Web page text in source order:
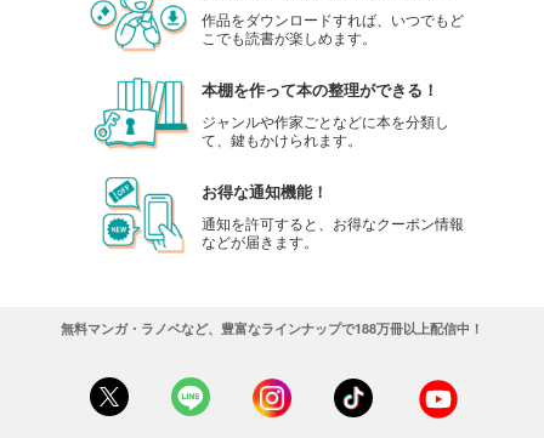
作品をダウンロードすれば、いつでもど
こでも読書が楽しめます。
本棚を作って本の整理ができる！
ジャンルや作家ごとなどに本を分類し
て、鍵もかけられます。
お得な通知機能！
通知を許可すると、お得なクーポン情報
などが届きます。
無料マンガ・ラノベなど、豊富なラインナップで188万冊以上配信中！